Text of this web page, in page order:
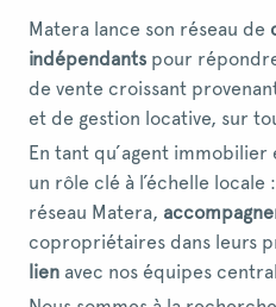
Matera lance son réseau de
indépendants pour
de vente croissant
et de gestion locative, sur
En tant qu’agent
un rôle clé à l’échelle locale :
réseau Matera,
copropriétaires dans leurs
lien avec nos équipes